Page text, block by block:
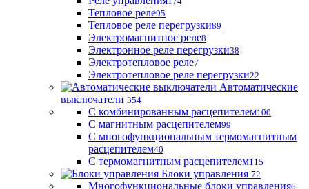
Тепловое реле95
Тепловое реле перегрузки89
Электромагнитное реле8
Электронное реле перегрузки38
Электротепловое реле7
Электротепловое реле перегрузки22
Автоматические
выключатели 354
С комбинированным расцепителем100
С магнитным расцепителем99
С многофункциональным термомагнитным
расцепителем40
С термомагнитным расцепителем115
Блоки управления 72
Многофункциональные блоки управления6